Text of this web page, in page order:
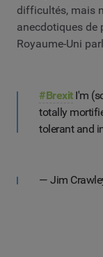
difficultés, mais
anecdotiques de
Royaume-Uni
#BrexitI'm
totally
tolerant and
— Jim